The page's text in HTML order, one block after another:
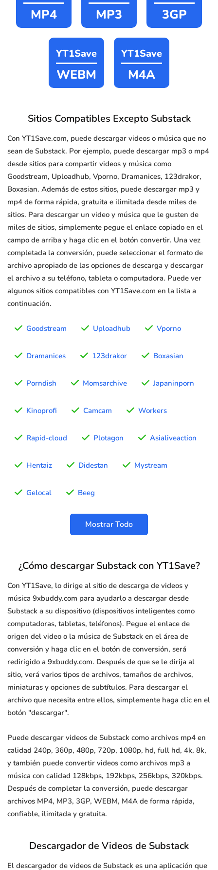
MP4 MP3 3GP
YT1Save
WEBM
YT1Save
M4A
Sitios Compatibles Excepto Substack
Con YT1Save.com, puede descargar videos o música que no
sean de Substack. Por ejemplo, puede descargar mp3 o mp4
desde sitios para compartir videos y música como
Goodstream, Uploadhub, Vporno, Dramanices, 123drakor,
Boxasian. Además de estos sitios, puede descargar mp3 y
mp4 de forma rápida, gratuita e ilimitada desde miles de
sitios. Para descargar un video y música que le gusten de
miles de sitios, simplemente pegue el enlace copiado en el
campo de arriba y haga clic en el botón convertir. Una vez
completada la conversión, puede seleccionar el formato de
archivo apropiado de las opciones de descarga y descargar
el archivo a su teléfono, tableta o computadora. Puede ver
algunos sitios compatibles con YT1Save.com en la lista a
continuación.
Goodstream Uploadhub Vporno
Dramanices 123drakor Boxasian
Porndish Momsarchive Japaninporn
Kinoprofi Camcam Workers
Rapid-cloud Plotagon Asialiveaction
Hentaiz Didestan Mystream
Gelocal Beeg
Mostrar Todo
¿Cómo descargar Substack con YT1Save?
Con YT1Save, lo dirige al sitio de descarga de videos y
música 9xbuddy.com para ayudarlo a descargar desde
Substack a su dispositivo (dispositivos inteligentes como
computadoras, tabletas, teléfonos). Pegue el enlace de
origen del video o la música de Substack en el área de
conversión y haga clic en el botón de conversión, será
redirigido a 9xbuddy.com. Después de que se le dirija al
sitio, verá varios tipos de archivos, tamaños de archivos,
miniaturas y opciones de subtítulos. Para descargar el
archivo que necesita entre ellos, simplemente haga clic en el
botón "descargar".
Puede descargar videos de Substack como archivos mp4 en
calidad 240p, 360p, 480p, 720p, 1080p, hd, full hd, 4k, 8k,
y también puede convertir videos como archivos mp3 a
música con calidad 128kbps, 192kbps, 256kbps, 320kbps.
Después de completar la conversión, puede descargar
archivos MP4, MP3, 3GP, WEBM, M4A de forma rápida,
confiable, ilimitada y gratuita.
Descargador de Videos de Substack
El descargador de videos de Substack es una aplicación que